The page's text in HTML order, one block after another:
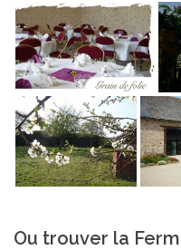
Ou trouver la